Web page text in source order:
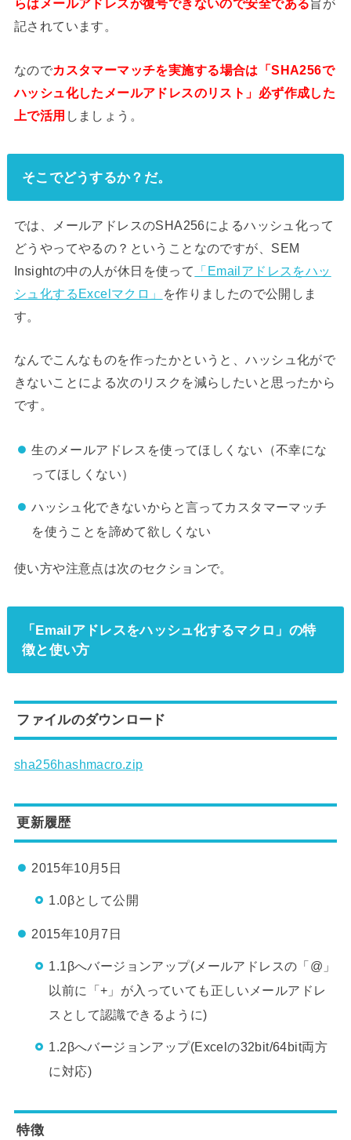
らはメールアドレスが復号できないので安全である旨が
記されています。
なのでカスタマーマッチを実施する場合は「SHA256で
ハッシュ化したメールアドレスのリスト」必ず作成した
上で活用 しましょう。
そこでどうするか？だ。
では、メールアドレスのSHA256によるハッシュ化って
どうやってやるの？ということなのですが、SEM
Insightの中の人が休日を使って
「Emailアドレスをハッ
シュ化するExcelマクロ」
を作りましたので公開しま
す。
なんでこんなものを作ったかというと、ハッシュ化がで
きないことによる次のリスクを減らしたいと思ったから
です。
生のメールアドレスを使ってほしくない（不幸にな
ってほしくない）
ハッシュ化できないからと言ってカスタマーマッチ
を使うことを諦めて欲しくない
使い方や注意点は次のセクションで。
「Emailアドレスをハッシュ化するマクロ」の特
徴と使い方
ファイルのダウンロード
sha256hashmacro.zip
更新履歴
2015年10月5日
1.0βとして公開
2015年10月7日
1.1βへバージョンアップ(メールアドレスの「@」
以前に「+」が入っていても正しいメールアドレ
スとして認識できるように)
1.2βへバージョンアップ(Excelの32bit/64bit両方
に対応)
特徴